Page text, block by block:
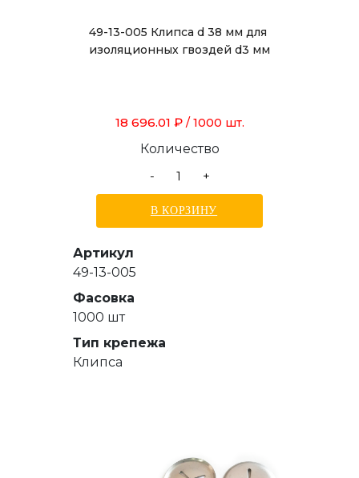
49-13-005 Клипса d 38 мм для
изоляционных гвоздей d3 мм
18 696.01 ₽ / 1000 шт.
Количество
-
+
В КОРЗИНУ
Артикул
49-13-005
Фасовка
1000 шт
Тип крепежа
Клипса